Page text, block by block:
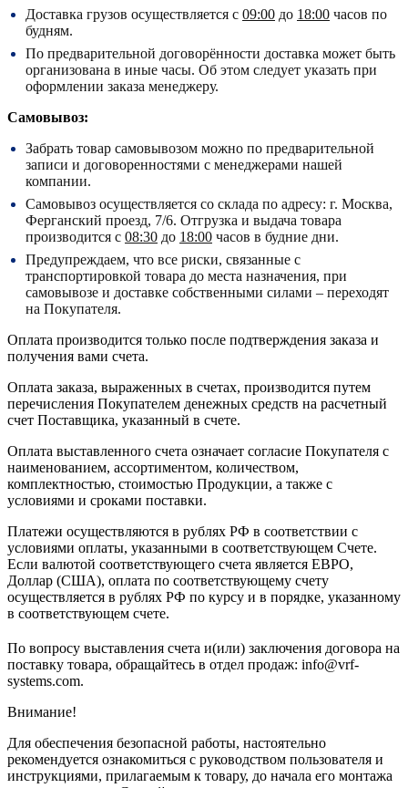
Доставка грузов осуществляется с 09:00 до 18:00 часов по
будням.
По предварительной договорённости доставка может быть
организована в иные часы. Об этом следует указать при
оформлении заказа менеджеру.
Самовывоз:
Забрать товар самовывозом можно по предварительной
записи и договоренностями с менеджерами нашей
компании.
Самовывоз осуществляется со склада по адресу: г. Москва,
Ферганский проезд, 7/6. Отгрузка и выдача товара
производится с 08:30 до 18:00 часов в будние дни.
Предупреждаем, что все риски, связанные с
транспортировкой товара до места назначения, при
самовывозе и доставке собственными силами – переходят
на Покупателя.
Оплата производится только после подтверждения заказа и
получения вами счета.
Оплата заказа, выраженных в счетах, производится путем
перечисления Покупателем денежных средств на расчетный
счет Поставщика, указанный в счете.
Оплата выставленного счета означает согласие Покупателя с
наименованием, ассортиментом, количеством,
комплектностью, стоимостью Продукции, а также с
условиями и сроками поставки.
Платежи осуществляются в рублях РФ в соответствии с
условиями оплаты, указанными в соответствующем Счете.
Если валютой соответствующего счета является ЕВРО,
Доллар (США), оплата по соответствующему cчету
осуществляется в рублях РФ по курсу и в порядке, указанному
в соответствующем cчете.
По вопросу выставления счета и(или) заключения договора на
поставку товара, обращайтесь в отдел продаж: info@vrf-
systems.com.
Внимание!
Для обеспечения безопасной работы, настоятельно
рекомендуется ознакомиться с руководством пользователя и
инструкциями, прилагаемым к товару, до начала его монтажа